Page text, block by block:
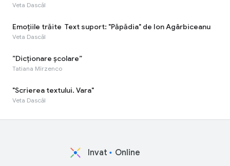
Veta Dascăl
Emoţiile trăite Text suport: "Păpădia" de Ion Agârbiceanu
Veta Dascăl
”Dicționare școlare”
Tatiana Mîrzenco
"Scrierea textului. Vara"
Veta Dascăl
Invat Online